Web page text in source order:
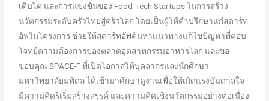
เติบโต และการแข่งขันของ Food-Tech Startups ในการสร้าง
นวัตกรรมระดับครัวไทยสู่ครัวโลก โดยเป็นผู้ให้คำปรึกษาแก่สตาร์ท
อัพในโครงการ ช่วยให้สตาร์ทอัพค้นหาแนวทางแก้ไขปัญหาที่ตอบ
โจทย์ความต้องการของตลาดอุตสาหกรรมอาหารโลก และขอ
ขอบคุณ SPACE-F ที่เปิดโอกาสให้บุคลากรและนักศึกษา
มหาวิทยาลัยมหิดล ได้เข้ามาศึกษาดูงานเพื่อให้เกิดแรงบันดาลใจ
มีความคิดริเริ่มสร้างสรรค์ และความคิดเชิงนวัตกรรมอย่างต่อเนื่อง